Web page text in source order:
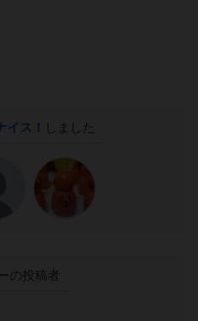
イス！ しました
の投稿者